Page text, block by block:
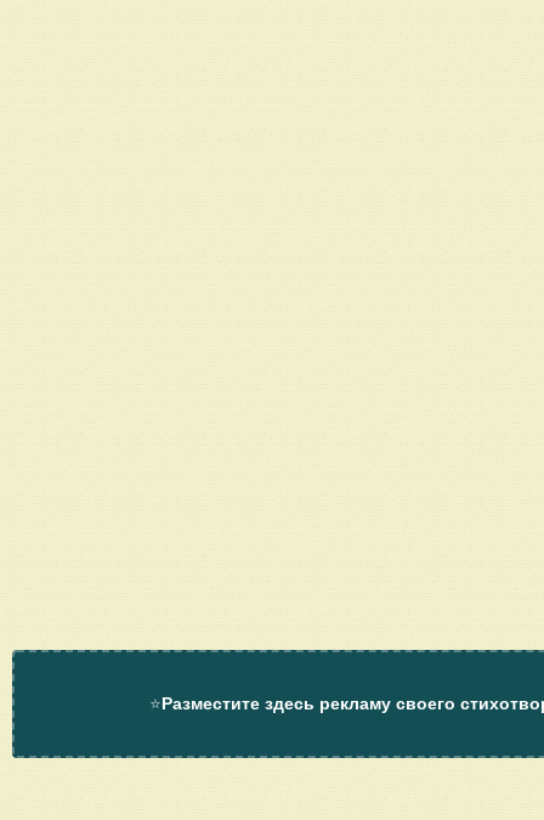
⭐Разместите здесь рекламу своего